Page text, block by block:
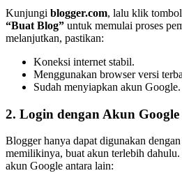
Kunjungi blogger.com, lalu klik tombol
“Buat Blog” untuk memulai proses
melanjutkan, pastikan:
Koneksi internet stabil.
Menggunakan browser versi
Sudah menyiapkan akun Google.
2. Login dengan Akun Google
Blogger hanya dapat digunakan
memilikinya, buat akun terlebih
akun Google antara lain: